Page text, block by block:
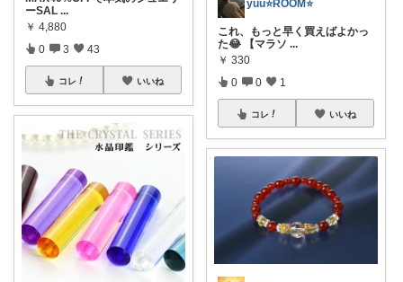
ーSAL ...
￥ 4,880
0 3 43
コレ いいね
yuu⭐️ROOM⭐️
これ、もっと早く買えばよかっ
た😂 【マラソ ...
￥ 330
0 0 1
コレ いいね